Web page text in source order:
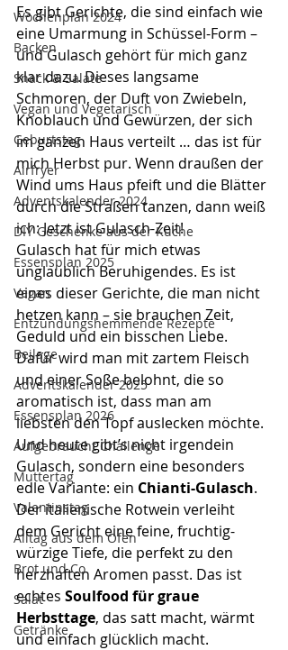
Wochenplan 2024
Backen
Snack & Salate
Vegan und Vegetarisch
Geburtstag
Airfryer
Adventskalender 2024
DIY Geschenke aus der Küche
Essensplan 2025
Vegan
Entzündungshemmende Rezepte
Beilage
Adventskalender 2025
Essensplan 2026
Aufgebraucht Challenge
Muttertag
Valentinstag
Alltag aus dem Ofen
Brot und Co
Salat
Getränke
Es gibt Gerichte, die sind einfach wie
eine Umarmung in Schüssel-Form –
und Gulasch gehört für mich ganz
klar dazu. Dieses langsame
Schmoren, der Duft von Zwiebeln,
Knoblauch und Gewürzen, der sich
im ganzen Haus verteilt … das ist für
mich Herbst pur. Wenn draußen der
Wind ums Haus pfeift und die Blätter
durch die Straßen tanzen, dann weiß
ich: Jetzt ist Gulasch-Zeit!
Gulasch hat für mich etwas
unglaublich Beruhigendes. Es ist
eines dieser Gerichte, die man nicht
hetzen kann – sie brauchen Zeit,
Geduld und ein bisschen Liebe.
Dafür wird man mit zartem Fleisch
und einer Soße belohnt, die so
aromatisch ist, dass man am
liebsten den Topf auslecken möchte.
Und heute gibt’s nicht irgendein
Gulasch, sondern eine besonders
edle Variante: ein Chianti-Gulasch.
Der italienische Rotwein verleiht
dem Gericht eine feine, fruchtig-
würzige Tiefe, die perfekt zu den
herzhaften Aromen passt. Das ist
echtes Soulfood für graue
Herbsttage, das satt macht, wärmt
und einfach glücklich macht.